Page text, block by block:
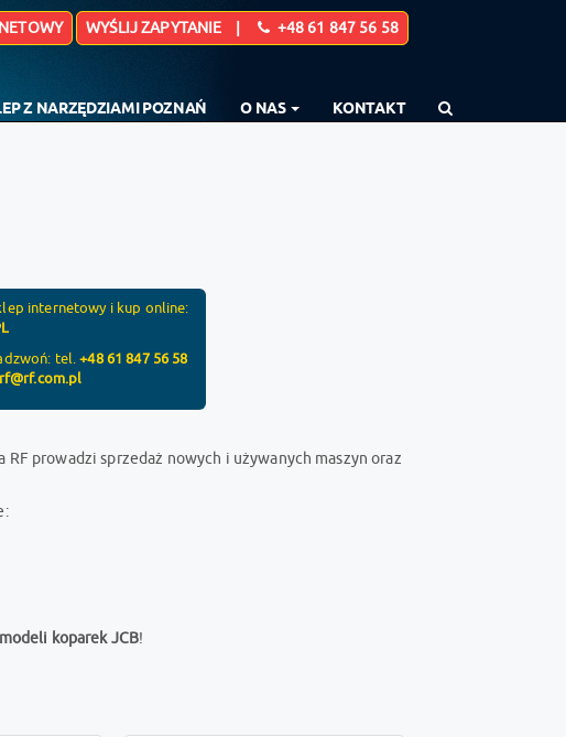
Z NARZĘDZIAMI POZNAŃ O NAS KONTAKT
WYŚLIJ ZAPYTANIE | +48 61 847 56 58
internetowy i kup online:
tel.+48 61 847 56 58
rf@rf.com.pl
RF prowadzi sprzedaż nowych i używanych maszyn oraz
modeli koparek JCB!